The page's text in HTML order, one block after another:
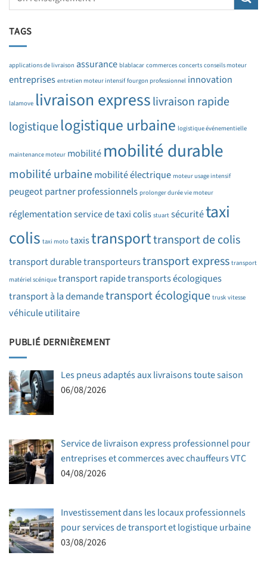
TAGS
applications de livraison assurance blablacar commerces concerts conseils moteur
entreprises entretien moteur intensif fourgon professionnel innovation
lalamove livraison expresslivraison rapide
logistiquelogistique urbaine logistique événementielle
maintenance moteur mobilité mobilité durable
mobilité urbainemobilité électrique moteur usage intensif
peugeot partnerprofessionnels prolonger durée vie moteur
réglementationservice de taxi colis stuart sécuritétaxi
colis taxi moto taxistransporttransport de colis
transport durabletransporteurstransport express transport
matériel scénique transport rapidetransports écologiques
transport à la demandetransport écologique trusk vitesse
véhicule utilitaire
PUBLIÉ DERNIÈREMENT
Les pneus adaptés aux livraisons toute saison
06/08/2026
Service de livraison express professionnel pour
entreprises et commerces avec chauffeurs VTC
04/08/2026
Investissement dans les locaux professionnels
pour services de transport et logistique urbaine
03/08/2026